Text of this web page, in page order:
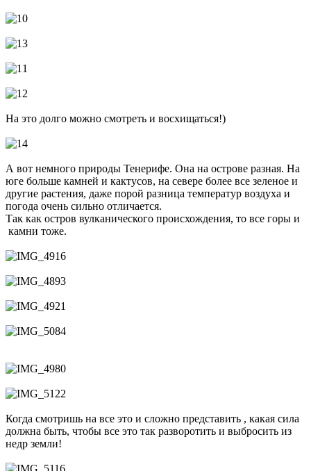
На это долго можно смотреть и восхищаться!)
А вот немного природы Тенерифе. Она на острове разная. На
юге больше камней и кактусов, на севере более все зеленое и
другие растения, даже порой разница температур воздуха и
погода очень сильно отличается.
Так как остров вулканического происхождения, то все горы и
камни тоже.
Когда смотришь на все это и сложно представить , какая сила
должна быть, чтобы все это так разворотить и выбросить из
недр земли!